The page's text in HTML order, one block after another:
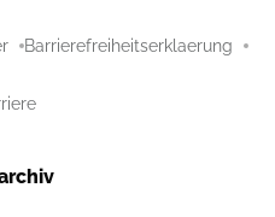
Barrierefreiheitserklaerung